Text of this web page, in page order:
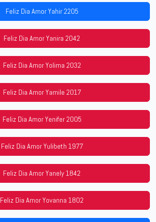
Feliz Dia Amor Yahir 2205
Feliz Dia Amor Yanira 2042
Feliz Dia Amor Yolima 2032
Feliz Dia Amor Yamile 2017
Feliz Dia Amor Yenifer 2005
Feliz Dia Amor Yulibeth 1977
Feliz Dia Amor Yanely 1842
Feliz Dia Amor Yovanna 1802